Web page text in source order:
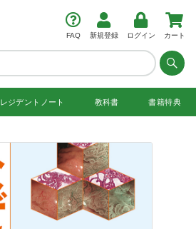
FAQ 新規登録 ログイン カート
レジデント ノート 教科書 書籍特典